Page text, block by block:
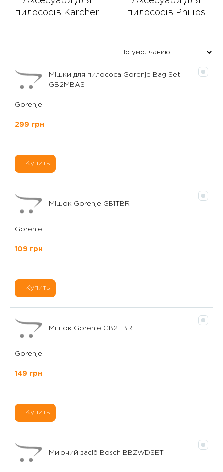
пилососів Karcher
пилососів Philips
Мішки для пилососа Gorenje Bag Set
GB2MBAS
Gorenje
299 грн
Купить
Мішок Gorenje GB1TBR
Gorenje
109 грн
Купить
Мішок Gorenje GB2TBR
Gorenje
149 грн
Купить
Миючий засіб Bosch BBZWDSET